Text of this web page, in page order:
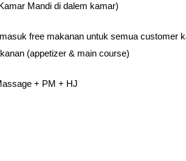
Mandi di dalem kamar)
free makanan untuk semua customer
(appetizer & main course)
+ PM + HJ